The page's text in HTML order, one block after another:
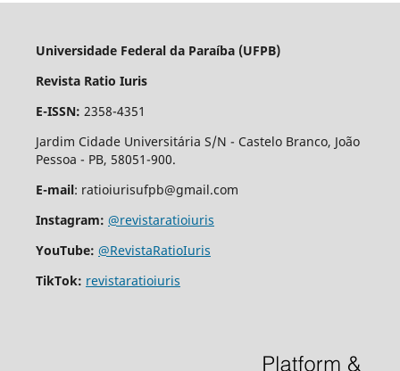
Universidade Federal da Paraíba (UFPB)
Revista Ratio Iuris
E-ISSN: 2358-4351
Jardim Cidade Universitária S/N - Castelo Branco, João
Pessoa - PB, 58051-900.
E-mail: ratioiurisufpb@gmail.com
Instagram: @revistaratioiuris
YouTube: @RevistaRatioIuris
TikTok: revistaratioiuris